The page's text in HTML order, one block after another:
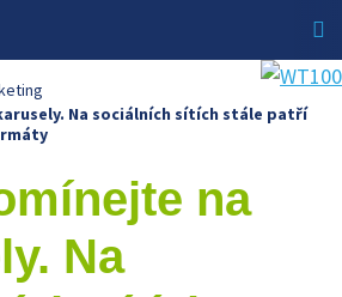
Na sociálních sítích stále patří
na
Na